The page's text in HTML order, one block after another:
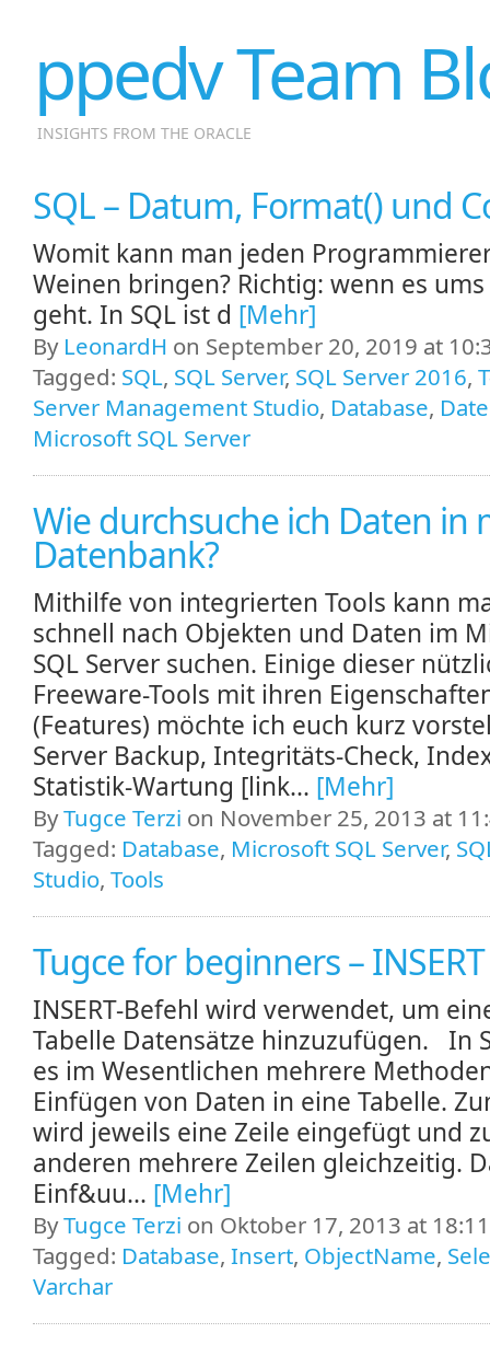
ppedv Team
INSIGHTS FROM THE ORACLE
SQL – Datum, Format() und
Womit kann man jeden
Weinen bringen? Richtig: wenn es
geht. In SQL ist d [Mehr]
By LeonardH on September 20, 2019 at
Tagged: SQL, SQL Server, SQL Server 2016,
Server Management Studio, Database,
Microsoft SQL Server
Wie durchsuche ich Daten in
Datenbank?
Mithilfe von integrierten Tools kann
schnell nach Objekten und Daten im
SQL Server suchen. Einige dieser
Freeware-Tools mit ihren
(Features) möchte ich euch kurz
Server Backup, Integritäts-Check,
Statistik-Wartung [link... [Mehr]
ByTugce Terzi on November 25, 2013 at
Tagged: Database, Microsoft SQL Server,
Studio, Tools
Tugce for beginners – INSERT
INSERT-Befehl wird verwendet, um
Tabelle Datensätze hinzuzufügen. In
es im Wesentlichen mehrere
Einfügen von Daten in eine Tabelle.
wird jeweils eine Zeile eingefügt und
anderen mehrere Zeilen gleichzeitig.
Einf&uu... [Mehr]
ByTugce Terzi on Oktober 17, 2013 at 18:11
Tagged: Database, Insert, ObjectName,
Varchar